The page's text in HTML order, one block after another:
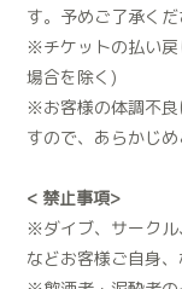
す。予めご了承くだ
※チケットの払い戻
場合を除く)
※お客様の体調不良
すので、あらかじめ
< 禁止事項>
※ダイブ、サークル
などお客様ご自身